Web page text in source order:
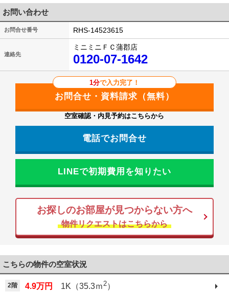
お問い合わせ
お問合せ番号 RHS-14523615
連絡先
ミニミニＦＣ蒲郡店
0120-07-1642
1分で入力完了！
空室確認・内見予約はこちらから
電話でお問合せ
LINEで初期費用を知りたい
お探しのお部屋が見つからない方へ
物件リクエストはこちらから
こちらの物件の空室状況
2階 4.9万円 1K（35.3ｍ2）